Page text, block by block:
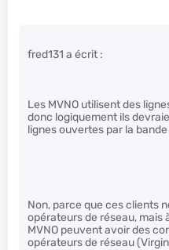
fred131 a écrit :
Les MVNO utilisent des
donc logiquement ils
lignes ouvertes par la
Non, parce que ces clients
opérateurs de réseau, mais
MVNO peuvent avoir des
opérateurs de réseau